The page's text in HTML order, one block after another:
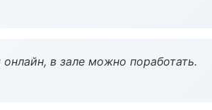
в зале можно поработать.